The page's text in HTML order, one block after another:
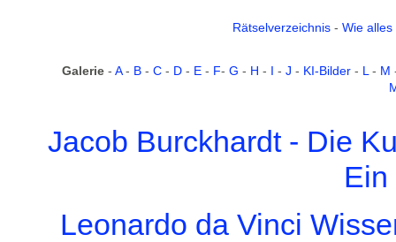
Rätselverzeichnis- Wie alles
Galerie- A- B- C- D- E- F- G - H - I - J - KI-Bilder- L - M
Jacob Burckhardt - Die K
Ein
Leonardo daVinci Wisse